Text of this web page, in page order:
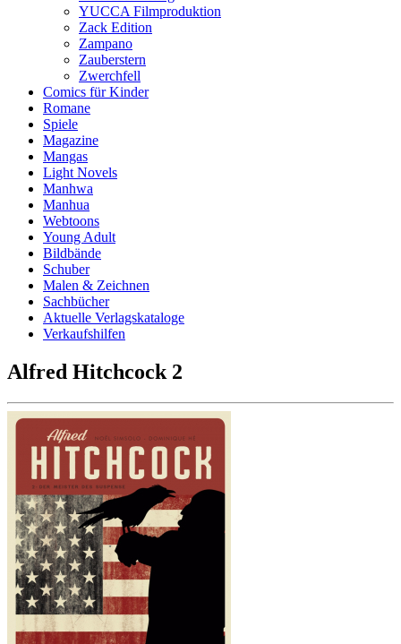
YUCCA Filmproduktion
Zack Edition
Zampano
Zauberstern
Zwerchfell
Comics für Kinder
Romane
Spiele
Magazine
Mangas
Light Novels
Manhwa
Manhua
Webtoons
Young Adult
Bildbände
Schuber
Malen & Zeichnen
Sachbücher
Aktuelle Verlagskataloge
Verkaufshilfen
Alfred Hitchcock 2